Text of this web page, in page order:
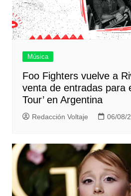
Música
Foo Fighters vuelve a
venta de entradas para
Tour’ en Argentina
Redacción Voltaje 06/08/